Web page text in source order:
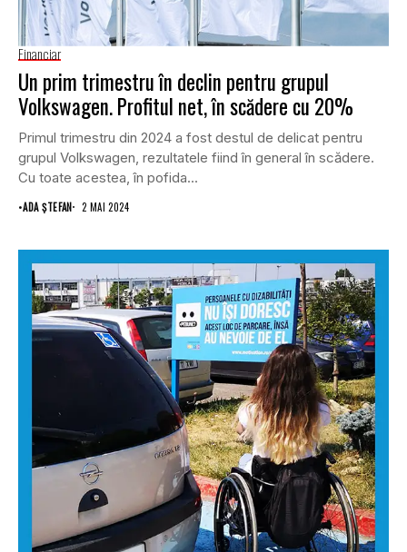
Financiar
Un prim trimestru în declin pentru grupul
Volkswagen. Profitul net, în scădere cu 20%
Primul trimestru din 2024 a fost destul de delicat pentru
grupul Volkswagen, rezultatele fiind în general în scădere.
Cu toate acestea, în pofida...
•ADA ȘTEFAN 2 MAI 2024